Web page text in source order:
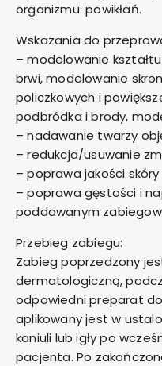
organizmu. powikłań.
Wskazania do
– modelowanie
brwi, modelowanie
policzkowych i
podbródka i brody,
– nadawanie twarzy
– redukcja/usuwanie
– poprawa jakości skóry
– poprawa gęstości i
poddawanym
Przebieg zabiegu:
Zabieg poprzedzony
dermatologiczną,
odpowiedni preparat
aplikowany jest w
kaniuli lub igły po
pacjenta. Po